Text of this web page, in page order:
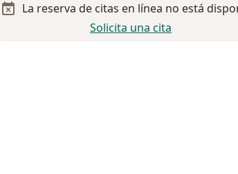
La reserva de citas en línea no está
Solicita una cita